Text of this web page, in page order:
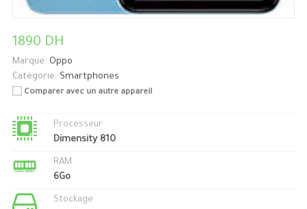
1890 DH
Marque: Oppo
Catégorie: Smartphones
Comparer avec un autre appareil
Processeur
Dimensity 810
RAM
6Go
Stockage